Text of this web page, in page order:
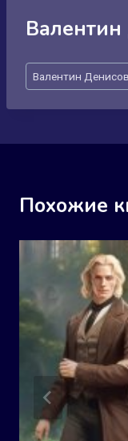
Метки
записи:
Валентин Денисов
Похожие